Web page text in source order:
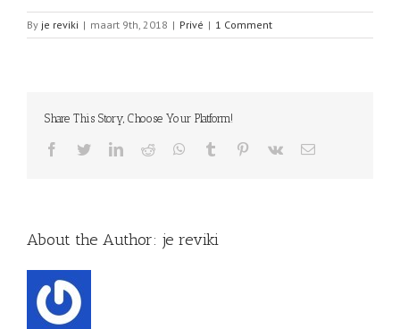
By je reviki | maart 9th, 2018 | Privé | 1 Comment
Share This Story, Choose Your Platform!
Facebook
TwitterLinkedIn
Reddit WhatsApp
Tumblr Pinterest
Vk Email
About the Author: je reviki